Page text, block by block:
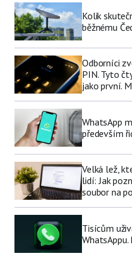
Kolik
běžnému
Odborníci
PIN. Tyto
jako první.
WhatsApp
především
Velká lež,
lidí: Jak
soubor na
Tisícům